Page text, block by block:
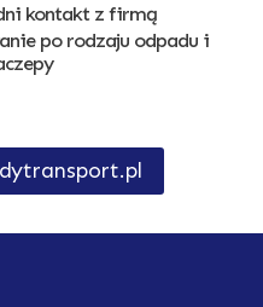
kontakt z firmą
po rodzaju odpadu i